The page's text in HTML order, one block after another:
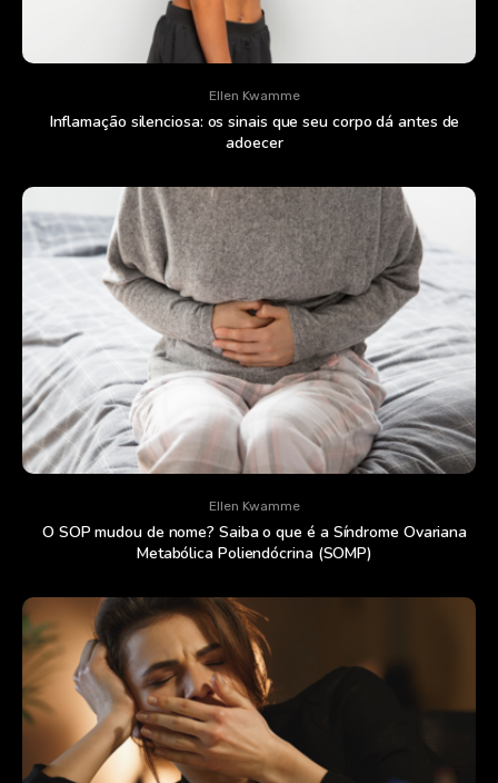
Ellen Kwamme
Inflamação silenciosa: os sinais que seu corpo dá antes de
adoecer
Ellen Kwamme
O SOP mudou de nome? Saiba o que é a Síndrome Ovariana
Metabólica Poliendócrina (SOMP)